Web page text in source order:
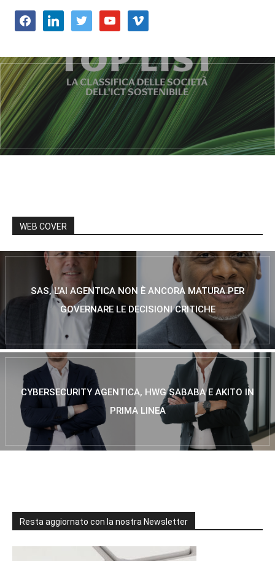
facebooklinkedin twitter youtube vimeo
WEB COVER
SAS, L’AI AGENTICA NON È ANCORA MATURA PER
GOVERNARE LE DECISIONI CRITICHE
CYBERSECURITY AGENTICA, HWG SABABA E AKITO IN
PRIMA LINEA
Resta aggiornato con la nostra Newsletter